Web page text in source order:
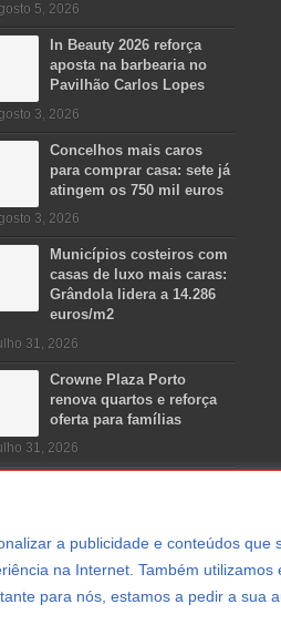
a publicidade e conteúdos
na Internet. Também
para nós, estamos a pedir a sua
5, 2026
In Beauty 2026 reforça
aposta na barbearia no
Pavilhão Carlos Lopes
3, 2026
Concelhos mais caros
para comprar casa: sete já
atingem os 750 mil euros
3, 2026
Municípios costeiros com
casas de luxo mais caras:
Grândola lidera a 14.286
euros/m2
31, 2026
Crowne Plaza Porto
renova quartos e reforça
oferta para famílias
31, 2026